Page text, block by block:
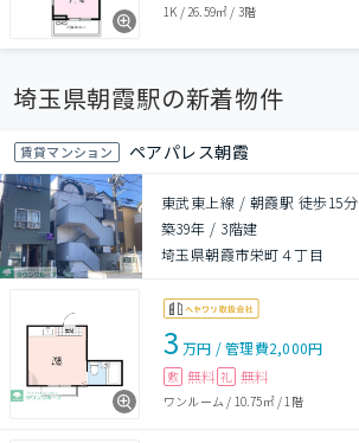
1K / 26.59㎡ / 3階
埼玉県朝霞駅の新着物件
賃貸マンション ペアパレス朝霞
東武東上線 / 朝霞駅 徒歩15分
築39年 / 3階建
埼玉県朝霞市栄町４丁目
3 万円 /管理費2,000円
敷 無料 礼 無料
ワンルーム / 10.75㎡/1階